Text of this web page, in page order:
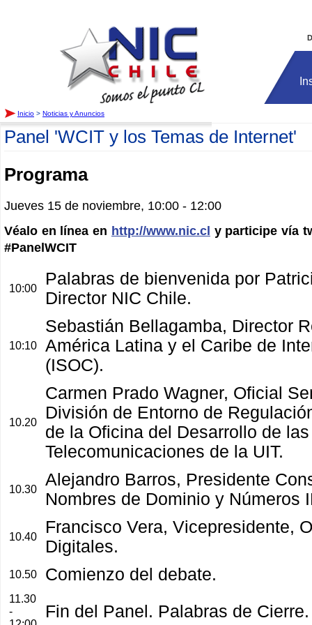
Inicio > Noticias y Anuncios
Panel 'WCIT y los Temas de Internet'
Programa
Jueves 15 de noviembre, 10:00 - 12:00
Véalo en línea en http://www.nic.cl y participe vía
#PanelWCIT
10:00
Palabras de bienvenida por
Director NIC Chile.
10:10
Sebastián Bellagamba, Director
América Latina y el Caribe de
(ISOC).
10.20
Carmen Prado Wagner, Oficial
División de Entorno de
de la Oficina del Desarrollo de las
Telecomunicaciones de la UIT.
10.30
Alejandro Barros, Presidente
Nombres de Dominio y Números
10.40
Francisco Vera, Vicepresidente,
Digitales.
10.50 Comienzo del debate.
11.30
-
Fin del Panel. Palabras de Cierre.